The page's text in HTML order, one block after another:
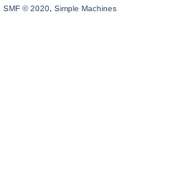
SMF © 2020 Simple Machines